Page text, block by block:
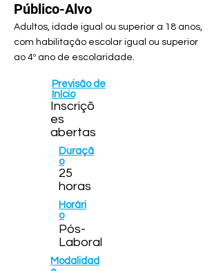
Público-Alvo
Adultos, idade igual ou superior a 18 anos,
com habilitação escolar igual ou superior
ao 4º ano de escolaridade.
Previsão de
Início
Inscriçõ
es
abertas
Duraçã
o
25
horas
Horári
o
Pós-
Laboral
Modalidad